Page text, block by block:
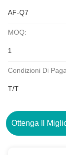
AF-Q7
MOQ:
1
Condizioni Di
T/T
Ottenga Il